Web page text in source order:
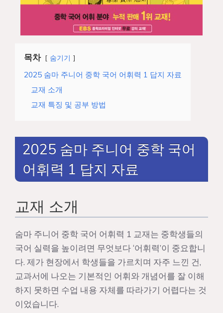
목차 숨기기
2025 숨마 주니어 중학 국어 어휘력 1 답지 자료
교재 소개
교재 특징 및 공부 방법
2025 숨마 주니어 중학 국어
어휘력 1 답지 자료
교재 소개
숨마 주니어 중학 국어 어휘력 1 교재는 중학생들의
국어 실력을 높이려면 무엇보다 ‘어휘력’이 중요합니
다. 제가 현장에서 학생들을 가르치며 자주 느낀 건,
교과서에 나오는 기본적인 어휘와 개념어를 잘 이해
하지 못하면 수업 내용 자체를 따라가기 어렵다는 것
이었습니다.